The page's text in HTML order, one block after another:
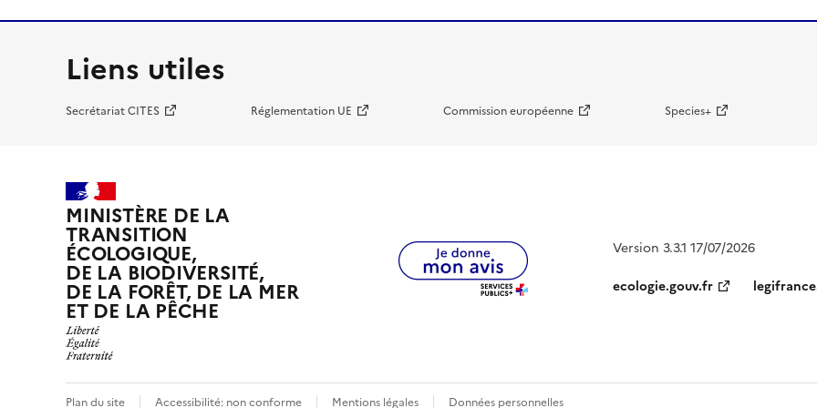
Liens utiles
Secrétariat CITES Réglementation UE Commission européenne Species+
MINISTÈRE DE LA
TRANSITION
ÉCOLOGIQUE,
DE LA BIODIVERSITÉ,
DE LA FORÊT, DE LA MER
ET DE LA PÊCHE
Version 3.3.1 17/07/2026
ecologie.gouv.fr
Plan du site Accessibilité: non conforme Mentions légales Données personnelles